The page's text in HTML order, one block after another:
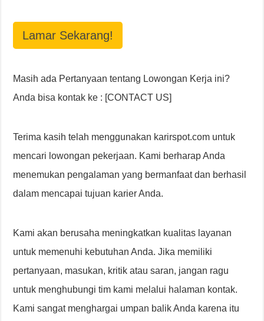
Lamar Sekarang!
Masih ada Pertanyaan tentang Lowongan Kerja ini?
Anda bisa kontak ke : [CONTACT US]
Terima kasih telah menggunakan karirspot.com untuk
mencari lowongan pekerjaan. Kami berharap Anda
menemukan pengalaman yang bermanfaat dan berhasil
dalam mencapai tujuan karier Anda.
Kami akan berusaha meningkatkan kualitas layanan
untuk memenuhi kebutuhan Anda. Jika memiliki
pertanyaan, masukan, kritik atau saran, jangan ragu
untuk menghubungi tim kami melalui halaman kontak.
Kami sangat menghargai umpan balik Anda karena itu